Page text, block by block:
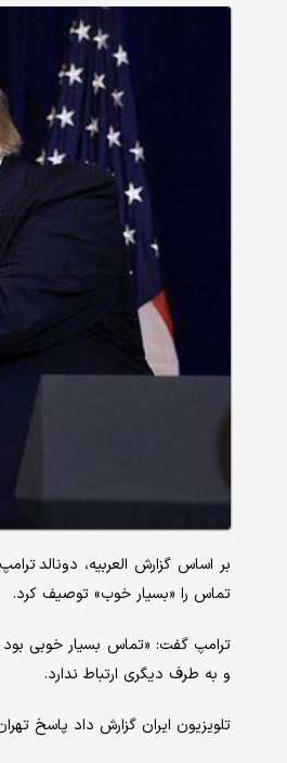
بر اساس گزارش العربیه، دونالد
تماس را «بسیار خوب» توصیف کرد.
ترامپ گفت: «تماس بسیار خوبی بود
و به طرف دیگری ارتباط ندارد.
تلویزیون ایران گزارش داد پاسخ